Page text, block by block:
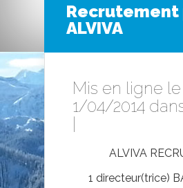
Recrutement
ALVIVA
Mis en ligne le
1/04/2014
ALVIVA
1 directeur(trice)